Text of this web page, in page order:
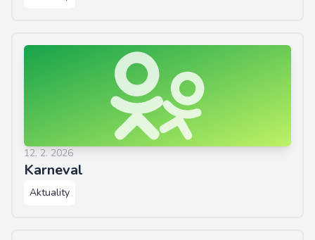
12. 2. 2026
Karneval
Aktuality